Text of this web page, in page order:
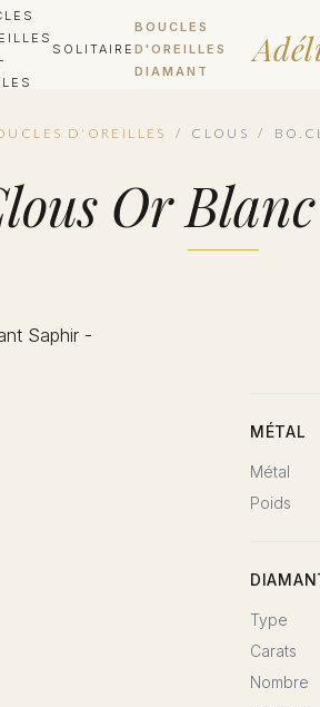
SOLITAIRE
BOUCLES
D'OREILLES
DIAMANT
D'OREILLES / CLOUS /
Or
MÉTAL
Métal
Poids
Type
Carats
Nombre